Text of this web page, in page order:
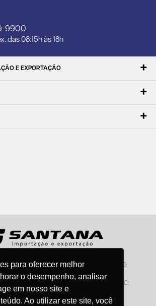
para oferecer melhor
o desempenho, analisar
em nosso site e
Ao utilizar este site, você
9900
das 08:15h às 18h
E EXPORTAÇÃO
e Exportação - CNPJ:57.464.653/0001-49
telefone: dias úteis, das 08:15hs às 18:00hs
SAC:
sac@santanaimport.com.br